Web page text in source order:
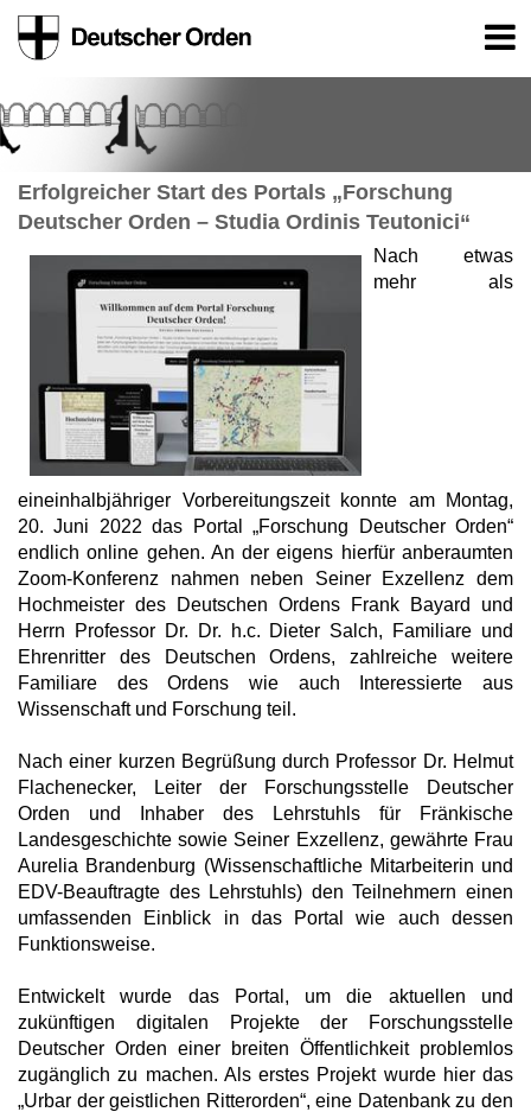
Erfolgreicher Start des Portals „Forschung
Deutscher Orden – Studia Ordinis Teutonici“
Nach etwas
mehr als
eineinhalbjähriger Vorbereitungszeit konnte am Montag,
20. Juni 2022 das Portal „Forschung Deutscher Orden“
endlich online gehen. An der eigens hierfür anberaumten
Zoom-Konferenz nahmen neben Seiner Exzellenz dem
Hochmeister des Deutschen Ordens Frank Bayard und
Herrn Professor Dr. Dr. h.c. Dieter Salch, Familiare und
Ehrenritter des Deutschen Ordens, zahlreiche weitere
Familiare des Ordens wie auch Interessierte aus
Wissenschaft und Forschung teil.
Nach einer kurzen Begrüßung durch Professor Dr. Helmut
Flachenecker, Leiter der Forschungsstelle Deutscher
Orden und Inhaber des Lehrstuhls für Fränkische
Landesgeschichte sowie Seiner Exzellenz, gewährte Frau
Aurelia Brandenburg (Wissenschaftliche Mitarbeiterin und
EDV-Beauftragte des Lehrstuhls) den Teilnehmern einen
umfassenden Einblick in das Portal wie auch dessen
Funktionsweise.
Entwickelt wurde das Portal, um die aktuellen und
zukünftigen digitalen Projekte der Forschungsstelle
Deutscher Orden einer breiten Öffentlichkeit problemlos
zugänglich zu machen. Als erstes Projekt wurde hier das
„Urbar der geistlichen Ritterorden“, eine Datenbank zu den